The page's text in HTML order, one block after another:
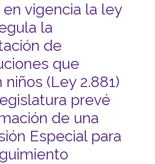
en vigencia la ley
la
de
que
niños (Ley 2.881)
prevé
de una
Especial para